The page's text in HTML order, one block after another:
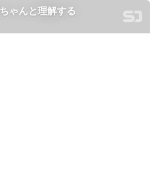
ゃんと理解する